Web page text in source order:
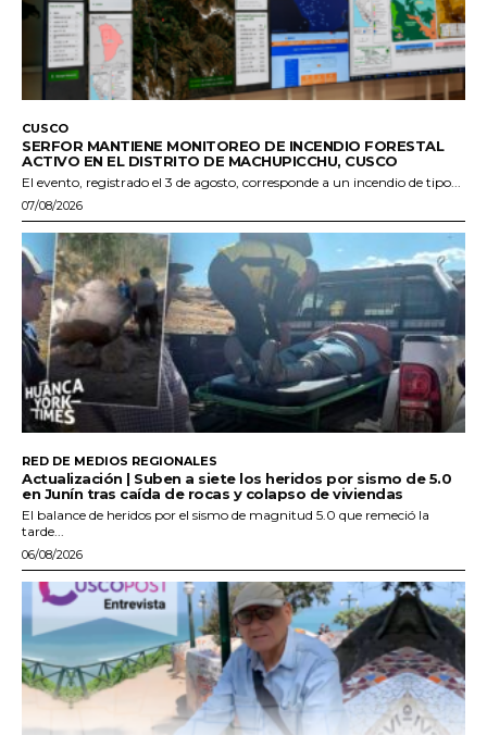
CUSCO
SERFOR MANTIENE MONITOREO DE INCENDIO FORESTAL
ACTIVO EN EL DISTRITO DE MACHUPICCHU, CUSCO
El evento, registrado el 3 de agosto, corresponde a un incendio de tipo...
07/08/2026
RED DE MEDIOS REGIONALES
Actualización | Suben a siete los heridos por sismo de 5.0
en Junín tras caída de rocas y colapso de viviendas
El balance de heridos por el sismo de magnitud 5.0 que remeció la
tarde...
06/08/2026